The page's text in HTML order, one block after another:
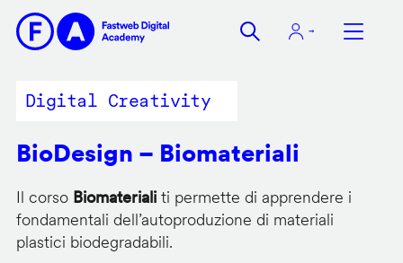
contenuto
Digital Creativity
BioDesign – Biomateriali
Il corso Biomaterialiti permette di apprendere i
fondamentali dell’autoproduzione di materiali
plastici biodegradabili.